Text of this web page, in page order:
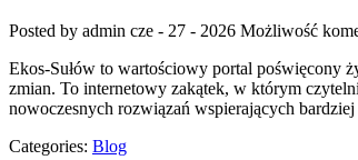
Posted by admin cze - 27 - 2026 Możliwość
Ekos-Sułów to wartościowy portal poświęcony
zmian. To internetowy zakątek, w którym
nowoczesnych rozwiązań wspierających
Categories: Blog